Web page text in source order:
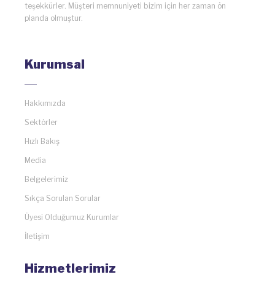
teşekkürler. Müşteri memnuniyeti bizim için her zaman ön
planda olmuştur.
Kurumsal
Hakkımızda
Sektörler
Hızlı Bakış
Media
Belgelerimiz
Sıkça Sorulan Sorular
Üyesi Olduğumuz Kurumlar
İletişim
Hizmetlerimiz